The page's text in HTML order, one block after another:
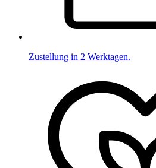
Zustellung in 2 Werktagen.